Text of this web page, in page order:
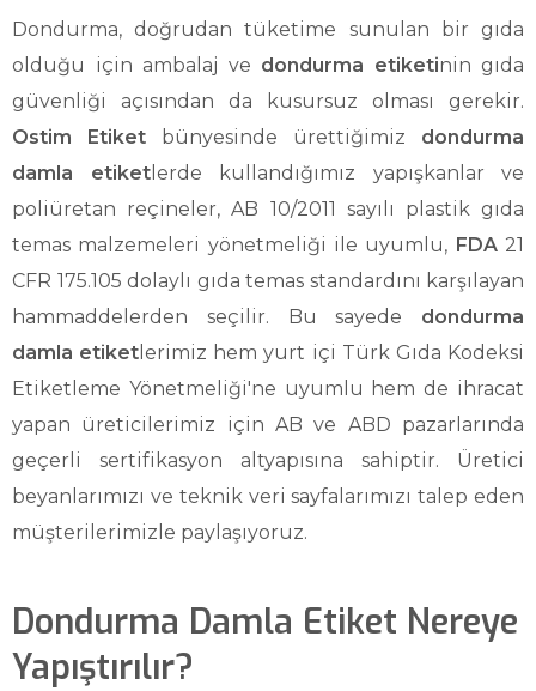
Dondurma, doğrudan tüketime sunulan bir gıda
olduğu için ambalaj ve dondurma etiketinin gıda
güvenliği açısından da kusursuz olması gerekir.
Ostim Etiket bünyesinde ürettiğimiz dondurma
damla etiketlerde kullandığımız yapışkanlar ve
poliüretan reçineler, AB 10/2011 sayılı plastik gıda
temas malzemeleri yönetmeliği ile uyumlu, FDA21
CFR 175.105 dolaylı gıda temas standardını karşılayan
hammaddelerden seçilir. Bu sayede dondurma
damla etiket lerimiz hem yurt içi Türk Gıda Kodeksi
Etiketleme Yönetmeliği'ne uyumlu hem de ihracat
yapan üreticilerimiz için AB ve ABD pazarlarında
geçerli sertifikasyon altyapısına sahiptir. Üretici
beyanlarımızı ve teknik veri sayfalarımızı talep eden
müşterilerimizle paylaşıyoruz.
Dondurma Damla Etiket Nereye
Yapıştırılır?